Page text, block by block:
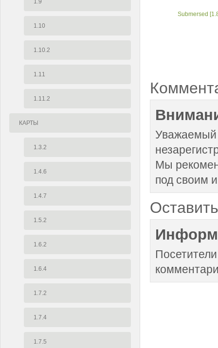
1.10
1.10.2
1.11
1.11.2
КАРТЫ
1.3.2
1.4.6
1.4.7
1.5.2
1.6.2
1.6.4
1.7.2
1.7.4
1.7.5
Submersed
Уважаемый
Мы
под своим